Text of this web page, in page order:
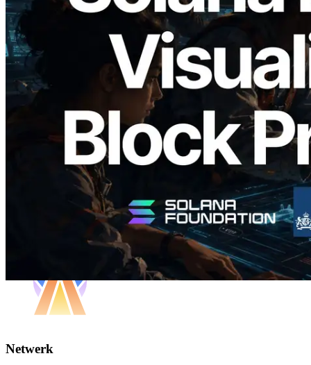
2026.05.24
Validators Solutions lanceert Solana
Block Analyzer — blockproductietijd per
slot en de toegewezen validator
gevisualiseerd
Netwerk